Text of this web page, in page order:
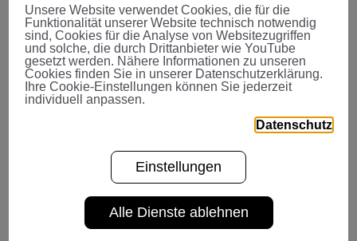
VBV-Pensionskasse Kundenbefragung 2024
Eigenbeiträge
© VBV
Möglichkeit mit Eigenbeiträgen die künftige
Pension zu erhöhen, wird zu wenig
Wussten Sie, dass Sie Ihre betriebliche Zusatzpension
durch Eigenbeiträge wesentlich erhöhen können? Das ist
zwar aus Sicht der Arbeitgeber mittlerweile zumindest
Unsere Website verwendet Cookies, die für die
Funktionalität unserer Website technisch notwendig
sind, Cookies für die Analyse von Websitezugriffen
und solche, die durch Drittanbieter wie YouTube
gesetzt werden. Nähere Informationen zu unseren
Cookies finden Sie in unserer Datenschutzerklärung.
Ihre Cookie-Einstellungen können Sie jederzeit
individuell anpassen.
Datenschutz
Einstellungen
Alle Dienste ablehnen